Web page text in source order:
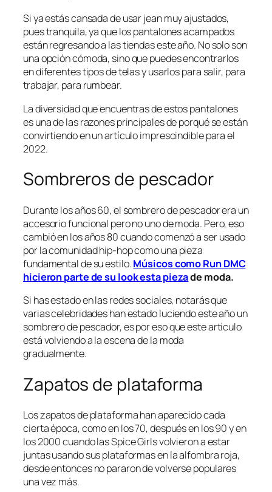
Si ya estás cansada de usar jean muy ajustados,
pues tranquila, ya que los pantalones acampados
están regresando a las tiendas este año. No solo son
una opción cómoda, sino que puedes encontrarlos
en diferentes tipos de telas y usarlos para salir, para
trabajar, para rumbear.
La diversidad que encuentras de estos pantalones
es una de las razones principales de porqué se están
convirtiendo en un artículo imprescindible para el
2022.
Sombreros de pescador
Durante los años 60, el sombrero de pescador era un
accesorio funcional pero no uno de moda. Pero, eso
cambió en los años 80 cuando comenzó a ser usado
por la comunidad hip-hop como una pieza
fundamental de su estilo.Músicos como Run DMC
hicieron parte de su look esta piezade moda.
Si has estado en las redes sociales, notarás que
varias celebridades han estado luciendo este año un
sombrero de pescador, es por eso que este artículo
está volviendo a la escena de la moda
gradualmente.
Zapatos de plataforma
Los zapatos de plataforma han aparecido cada
cierta época, como en los 70, después en los 90 y en
los 2000 cuando las Spice Girls volvieron a estar
juntas usando sus plataformas en la alfombra roja,
desde entonces no pararon de volverse populares
una vez más.